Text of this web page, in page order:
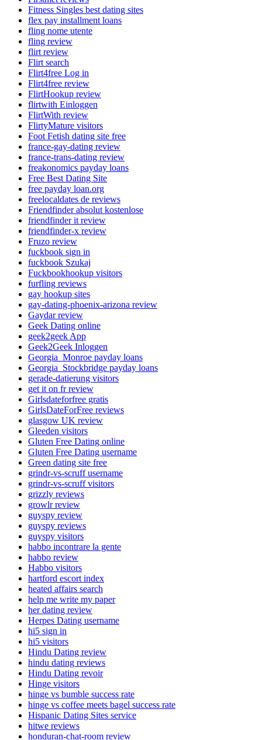
Fitness Singles best dating sites
flex pay installment loans
fling nome utente
fling review
flirt review
Flirt search
Flirt4free Log in
Flirt4free review
FlirtHookup review
flirtwith Einloggen
FlirtWith review
FlirtyMature visitors
Foot Fetish dating site free
france-gay-dating review
france-trans-dating review
freakonomics payday loans
Free Best Dating Site
free payday loan.org
freelocaldates de reviews
Friendfinder absolut kostenlose
friendfinder it review
friendfinder-x review
Fruzo review
fuckbook sign in
fuckbook Szukaj
Fuckbookhookup visitors
furfling reviews
gay hookup sites
gay-dating-phoenix-arizona review
Gaydar review
Geek Dating online
geek2geek App
Geek2Geek Inloggen
Georgia_Monroe payday loans
Georgia_Stockbridge payday loans
gerade-datierung visitors
get it on fr review
Girlsdateforfree gratis
GirlsDateForFree reviews
glasgow UK review
Gleeden visitors
Gluten Free Dating online
Gluten Free Dating username
Green dating site free
grindr-vs-scruff username
grindr-vs-scruff visitors
grizzly reviews
growlr review
guyspy review
guyspy reviews
guyspy visitors
habbo incontrare la gente
habbo review
Habbo visitors
hartford escort index
heated affairs search
help me write my paper
her dating review
Herpes Dating username
hi5 sign in
hi5 visitors
Hindu Dating review
hindu dating reviews
Hindu Dating revoir
Hinge visitors
hinge vs bumble success rate
hinge vs coffee meets bagel success rate
Hispanic Dating Sites service
hitwe reviews
honduran-chat-room review